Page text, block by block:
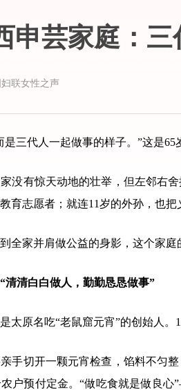
申芸家庭：
联女性之声
代人一起做事的样子。”这是65
没有惊天动地的壮举，但左邻右
育志愿者；就连11岁的外孙，也
全家并肩做公益的身影，这个家
清清白白做人，勤勤恳恳做事”
太原名吃“老鼠窟元宵”的创始人
手切开一颗元宵检查，馅料不匀
户预付定金。“做吃食就是做良